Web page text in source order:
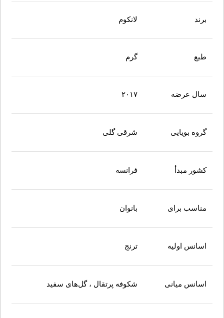
برند لانکوم
طبع گرم
سال عرضه ۲۰۱۷
گروه بویایی شرقی گلی
کشور مبدأ فرانسه
مناسب برای بانوان
اسانس اولیه ترنج
اسانس میانی شکوفه پرتقال ، گل‌های سفید